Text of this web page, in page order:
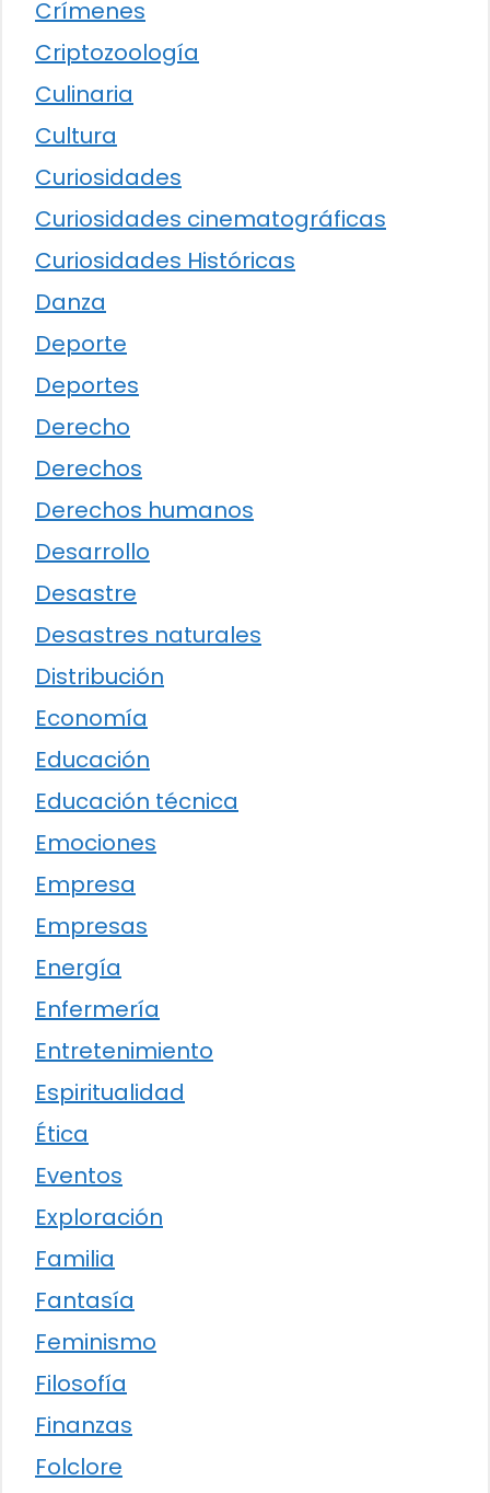
Crímenes
Criptozoología
Culinaria
Cultura
Curiosidades
Curiosidades cinematográficas
Curiosidades Históricas
Danza
Deporte
Deportes
Derecho
Derechos
Derechos humanos
Desarrollo
Desastre
Desastres naturales
Distribución
Economía
Educación
Educación técnica
Emociones
Empresa
Empresas
Energía
Enfermería
Entretenimiento
Espiritualidad
Ética
Eventos
Exploración
Familia
Fantasía
Feminismo
Filosofía
Finanzas
Folclore